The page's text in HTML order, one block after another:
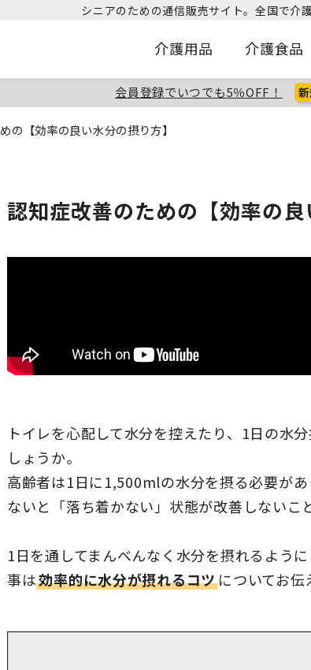
シニアのための通信販売サイト。全国で介
介護用品 介護食品
会員登録でいつでも5％OFF！
の【効率の良い水分の摂り方】
認知症改善のための【効率の良
トイレを心配して水分を控えたり、1日の水
しょうか。
高齢者は1日に1,500mlの水分を摂る必要があ
ないと「落ち着かない」状態が改善しないこ
1日を通してまんべんなく水分を摂れるよう
事は効率的に水分が摂れるコツについてお伝